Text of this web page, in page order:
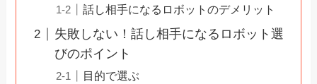
話し相手になるロボットのデメリット
失敗しない！話し相手になるロボット選
びのポイント
目的で選ぶ